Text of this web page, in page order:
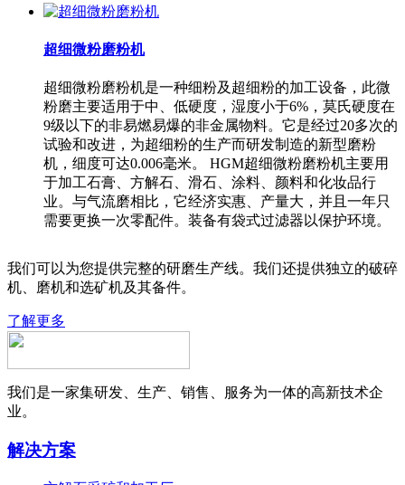
超细微粉磨粉机
超细微粉磨粉机是一种细粉及超细粉的加工设备，此微
粉磨主要适用于中、低硬度，湿度小于6%，莫氏硬度在
9级以下的非易燃易爆的非金属物料。它是经过20多次的
试验和改进，为超细粉的生产而研发制造的新型磨粉
机，细度可达0.006毫米。 HGM超细微粉磨粉机主要用
于加工石膏、方解石、滑石、涂料、颜料和化妆品行
业。与气流磨相比，它经济实惠、产量大，并且一年只
需要更换一次零配件。装备有袋式过滤器以保护环境。
我们可以为您提供完整的研磨生产线。我们还提供独立的破碎
机、磨机和选矿机及其备件。
了解更多
我们是一家集研发、生产、销售、服务为一体的高新技术企
业。
解决方案